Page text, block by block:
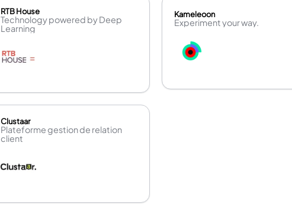
RTB House
Technology powered by Deep
Learning
Kameleoon
Experiment your way.
Clustaar
Plateforme gestion de relation
client